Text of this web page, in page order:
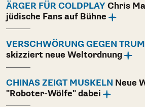
ÄRGER FÜR COLDPLAY Chris
jüdische Fans auf Bühne
VERSCHWÖRUNG GEGEN
skizziert neue Weltordnung
CHINAS ZEIGT MUSKELN Neue
"Roboter-Wölfe" dabei